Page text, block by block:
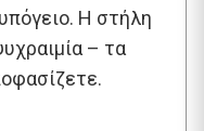
Η στήλη
– τα